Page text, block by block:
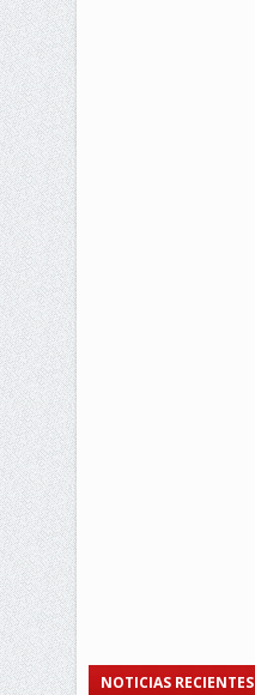
NOTICIAS RECIENTES